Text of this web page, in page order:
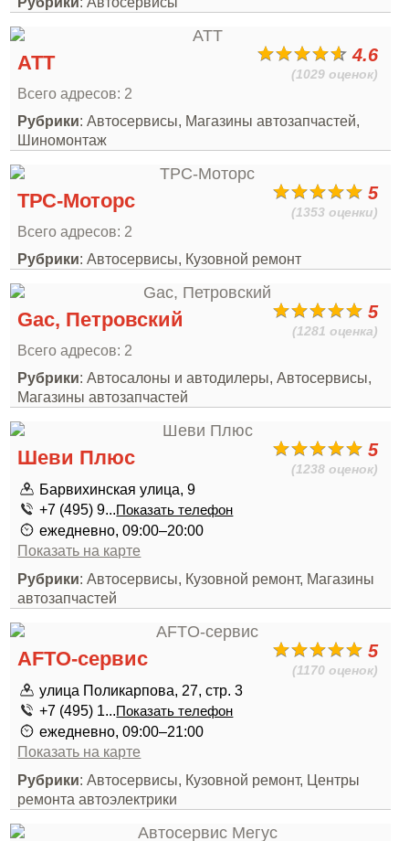
4.6
(1029 оценок)
АТТ
Всего адресов: 2
Рубрики: Автосервисы, Магазины автозапчастей,
Шиномонтаж
5
(1353 оценки)
ТРС-Моторс
Всего адресов: 2
Рубрики: Автосервисы, Кузовной ремонт
5
(1281 оценка)
Gac, Петровский
Всего адресов: 2
Рубрики: Автосалоны и автодилеры, Автосервисы,
Магазины автозапчастей
5
(1238 оценок)
Шеви Плюс
Барвихинская улица, 9
+7 (495) 9...Показать телефон
ежедневно, 09:00–20:00
Показать на карте
Рубрики: Автосервисы, Кузовной ремонт, Магазины
автозапчастей
5
(1170 оценок)
AFTO-сервис
улица Поликарпова, 27, стр. 3
+7 (495) 1...Показать телефон
ежедневно, 09:00–21:00
Показать на карте
Рубрики: Автосервисы, Кузовной ремонт, Центры
ремонта автоэлектрики